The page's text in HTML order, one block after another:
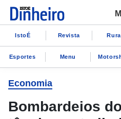
IstoÉ Revista
Esportes Menu
Economia
Bombardeios